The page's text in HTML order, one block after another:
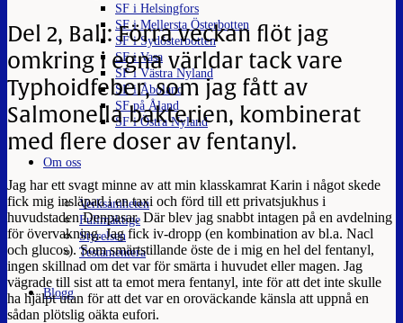
SF i Helsingfors
SF i Mellersta Österbotten
SF i Sydösterbotten
SF i Vasa
SF i Västra Nyland
SF i Åboland
SF på Åland
SF i Östra Nyland
Om oss
Verksamheten
Fullmäktige
Styrelsen
Testamentera
Blogg
Del 2, Bali: Förra veckan flöt jag
omkring i egna världar tack vare
Typhoidfeber, som jag fått av
Salmonella bakterien, kombinerat
med flere doser av fentanyl.
Jag har ett svagt minne av att min klasskamrat Karin i något skede
fick mig insläpad i en taxi och förd till ett privatsjukhus i
huvudstaden Denpasar. Där blev jag snabbt intagen på en avdelning
för övervakning. Jag fick iv-dropp (en kombination av bl.a. Nacl
och glucos). Som smärtstillande öste de i mig en hel del fentanyl,
ingen skillnad om det var för smärta i huvudet eller magen. Jag
vägrade till sist att ta emot mera fentanyl, inte för att det inte skulle
ha hjälpt utan för att det var en oroväckande känsla att uppnå en
sådan plötslig oäkta eufori.